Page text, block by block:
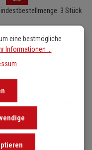
3 Stück
g / geheftet
2 Stück
eine bestmögliche
Informationen ...